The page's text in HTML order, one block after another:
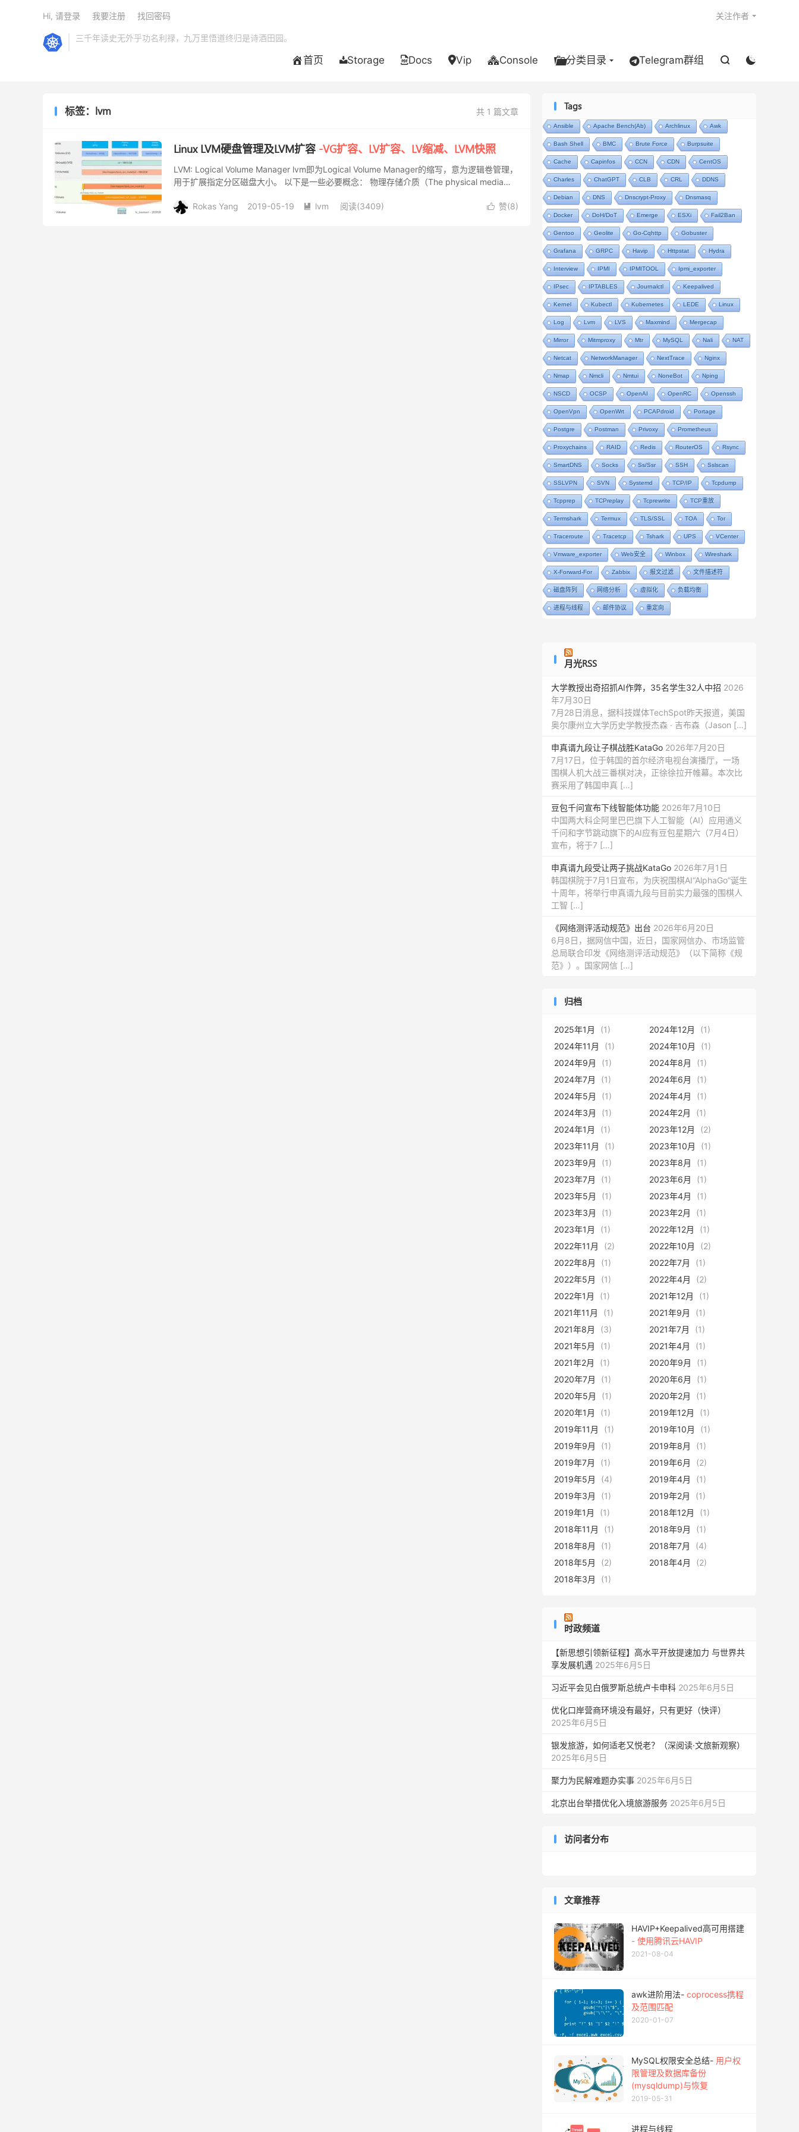
三千年读史无外乎功名利禄，九万里悟道终归是诗酒田园。
首页 Storage Docs Vip Console 分类目录 Telegram群组  
关注作者
Hi, 请登录 我要注册 找回密码
共 1 篇文章
标签：lvm
Linux LVM硬盘管理及LVM扩容 -VG扩容、LV扩容、LV缩减、LVM快照
LVM: Logical Volume Manager lvm即为Logical Volume Manager的缩写，意为逻辑卷管理，
用于扩展指定分区磁盘大小。 以下是一些必要概念： 物理存储介质（The physical media）
 赞(8)
Rokas Yang 2019-05-19  lvm 阅读(3409)
Tags
Ansible Apache Bench(ab) Archlinux Awk
Bash Shell BMC Brute Force Burpsuite
Cache Capinfos CCN CDN CentOS
Charles ChatGPT CLB CRL DDNS
Debian DNS Dnscrypt-Proxy Dnsmasq
Docker DoH/DoT Emerge ESXi Fail2Ban
Gentoo Geolite Go-Cqhttp Gobuster
Grafana GRPC Havip Httpstat Hydra
Interview IPMI IPMITOOL Ipmi_exporter
IPsec IPTABLES Journalctl Keepalived
Kernel Kubectl Kubernetes LEDE Linux
Log Lvm LVS Maxmind Mergecap
Mirror Mitmproxy Mtr MySQL Nali NAT
Netcat NetworkManager NextTrace Nginx
Nmap Nmcli Nmtui NoneBot Nping
NSCD OCSP OpenAI OpenRC Openssh
OpenVpn OpenWrt PCAPdroid Portage
Postgre Postman Privoxy Prometheus
Proxychains RAID Redis RouterOS Rsync
SmartDNS Socks Ss/ssr SSH Sslscan
SSLVPN SVN Systemd TCP/IP Tcpdump
Tcpprep TCPreplay Tcprewrite TCP重放
Termshark Termux TLS/SSL TOA Tor
Traceroute Tracetcp Tshark UPS VCenter
Vmware_exporter Web安全 Winbox Wireshark
X-Forward-For Zabbix 报文过滤 文件描述符
磁盘阵列 网络分析 虚拟化 负载均衡
进程与线程 邮件协议 重定向
月光RSS
大学教授出奇招抓AI作弊，35名学生32人中招 2026
年7月30日
7月28日消息，据科技媒体TechSpot昨天报道，美国
奥尔康州立大学历史学教授杰森 · 吉布森（Jason […]
申真谞九段让子棋战胜KataGo 2026年7月20日
7月17日，位于韩国的首尔经济电视台演播厅，一场
围棋人机大战三番棋对决，正徐徐拉开帷幕。本次比
赛采用了韩国申真 […]
豆包千问宣布下线智能体功能 2026年7月10日
中国两大科企阿里巴巴旗下人工智能（AI）应用通义
千问和字节跳动旗下的AI应有豆包星期六（7月4日）
宣布，将于7 […]
申真谞九段受让两子挑战KataGo 2026年7月1日
韩国棋院于7月1日宣布，为庆祝围棋AI“AlphaGo”诞生
十周年，将举行申真谞九段与目前实力最强的围棋人
工智 […]
《网络测评活动规范》出台 2026年6月20日
6月8日，据网信中国，近日，国家网信办、市场监管
总局联合印发《网络测评活动规范》（以下简称《规
范》）。国家网信 […]
归档
2025年1月 (1) 2024年12月
(1)
2024年11月
(1) 2024年10月
(1)
2024年9月
(1) 2024年8月
(1)
2024年7月
(1) 2024年6月
(1)
2024年5月
(1) 2024年4月
(1)
2024年3月
(1) 2024年2月
(1)
2024年1月
(1) 2023年12月
(2)
2023年11月
(1) 2023年10月
(1)
2023年9月
(1) 2023年8月
(1)
2023年7月
(1) 2023年6月
(1)
2023年5月
(1) 2023年4月
(1)
2023年3月
(1) 2023年2月
(1)
2023年1月
(1) 2022年12月
(1)
2022年11月
(2) 2022年10月
(2)
2022年8月
(1) 2022年7月
(1)
2022年5月
(1) 2022年4月
(2)
2022年1月
(1) 2021年12月
(1)
2021年11月
(1) 2021年9月
(1)
2021年8月
(3) 2021年7月
(1)
2021年5月
(1) 2021年4月
(1)
2021年2月
(1) 2020年9月
(1)
2020年7月
(1) 2020年6月
(1)
2020年5月
(1) 2020年2月
(1)
2020年1月
(1) 2019年12月
(1)
2019年11月
(1) 2019年10月
(1)
2019年9月
(1) 2019年8月
(1)
2019年7月
(1) 2019年6月
(2)
2019年5月
(4) 2019年4月
(1)
2019年3月
(1) 2019年2月
(1)
2019年1月
(1) 2018年12月
(1)
2018年11月
(1) 2018年9月
(1)
2018年8月
(1) 2018年7月
(4)
2018年5月
(2) 2018年4月
(2)
2018年3月
(1)
时政频道
【新思想引领新征程】高水平开放提速加力 与世界共
享发展机遇 2025年6月5日
习近平会见白俄罗斯总统卢卡申科 2025年6月5日
优化口岸营商环境没有最好，只有更好（快评）
2025年6月5日
银发旅游，如何适老又悦老？（深阅读·文旅新观察）
2025年6月5日
聚力为民解难题办实事 2025年6月5日
北京出台举措优化入境旅游服务 2025年6月5日
访问者分布
文章推荐
HAVIP+Keepalived高可用搭建
- 使用腾讯云HAVIP
2021-08-04
awk进阶用法- coprocess携程
及范围匹配
2020-01-07
MySQL权限安全总结- 用户权
限管理及数据库备份
(mysqldump)与恢复
2019-05-31
进程与线程